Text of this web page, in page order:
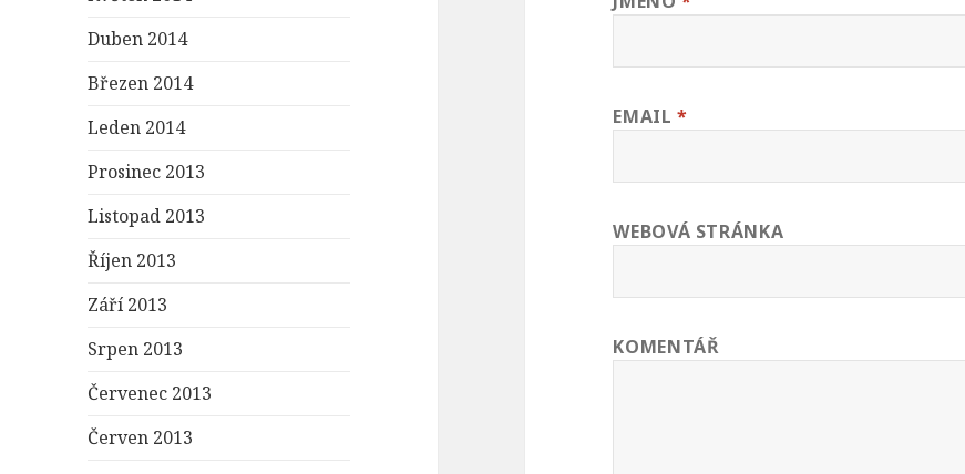
Duben 2014
Březen 2014
Leden 2014
Prosinec 2013
Listopad 2013
Říjen 2013
Září 2013
Srpen 2013
Červenec 2013
Červen 2013
EMAIL*
WEBOVÁ STRÁNKA
KOMENTÁŘ